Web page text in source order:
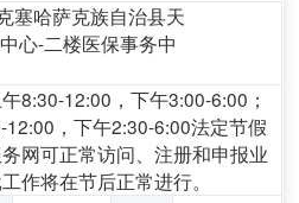
塞哈萨克族自治县天
心-二楼医保事务中
8:30-12:00，下午3:00-6:00；
，下午2:30-6:00法定节假
网可正常访问、注册和申报业
作将在节后正常进行。